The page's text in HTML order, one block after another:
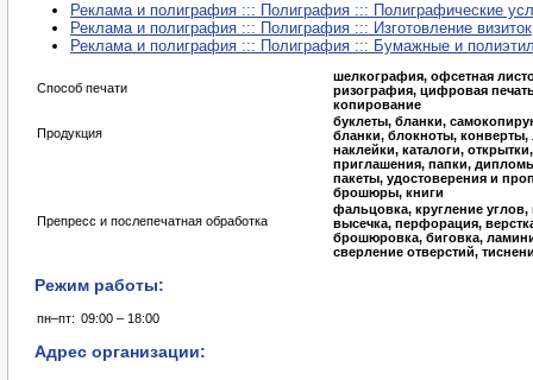
Реклама и полиграфия ::: Полиграфия ::: Полиграфические
Реклама и полиграфия ::: Полиграфия ::: Изготовление визиток
Реклама и полиграфия ::: Полиграфия ::: Бумажные и
Способ печати
шелкография, офсетная
ризография, цифровая
копирование
Продукция
буклеты, бланки,
бланки, блокноты, конверты,
наклейки, каталоги, открытки,
приглашения, папки,
пакеты, удостоверения и
брошюры, книги
Препресс и послепечатная обработка
фальцовка, кругление углов,
высечка, перфорация,
брошюровка, биговка,
сверление отверстий,
Режим работы:
пн–пт: 09:00 – 18:00
Адрес организации: